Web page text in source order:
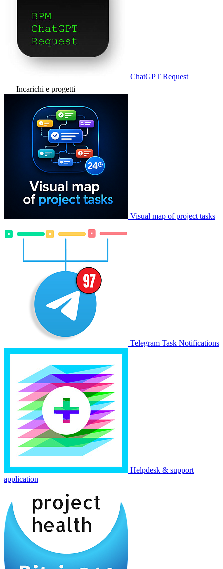
ChatGPT Request
Incarichi e progetti
Visual map of project tasks
Telegram Task Notifications
Helpdesk & support
application